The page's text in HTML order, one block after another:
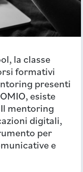
la classe
formativi
presenti
esiste
mentoring
digitali,
per
e